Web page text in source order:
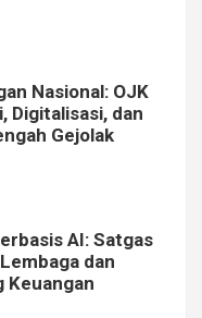
Nasional: OJK
Digitalisasi, dan
Gejolak
AI: Satgas
dan
Keuangan